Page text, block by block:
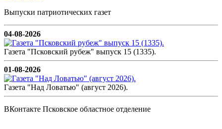
Выпуски патриотических газет
04-08-2026
Газета "Псковский рубеж" выпуск 15 (1335).
01-08-2026
Газета "Над Ловатью" (август 2026).
ВКонтакте Псковское областное отделение